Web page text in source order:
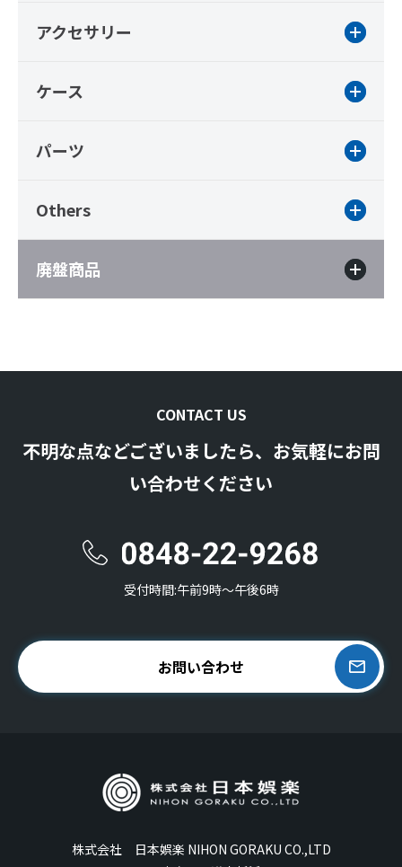
アクセサリー
ケース
パーツ
Others
廃盤商品
CONTACT US
不明な点などございましたら、お気軽にお問
い合わせください
受付時間:午前9時〜午後6時
お問い合わせ
株式会社 日本娯楽 NIHON GORAKU CO.,LTD